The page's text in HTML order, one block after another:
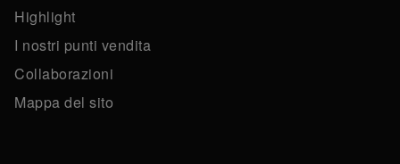
Highlight
I nostri punti vendita
Collaborazioni
Mappa del sito